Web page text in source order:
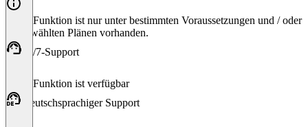
Diese Funktion ist nur unter bestimmten Voraussetzungen und / oder
ausgewählten Plänen vorhanden.
24/7-Support
Diese Funktion ist verfügbar
Deutschsprachiger Support